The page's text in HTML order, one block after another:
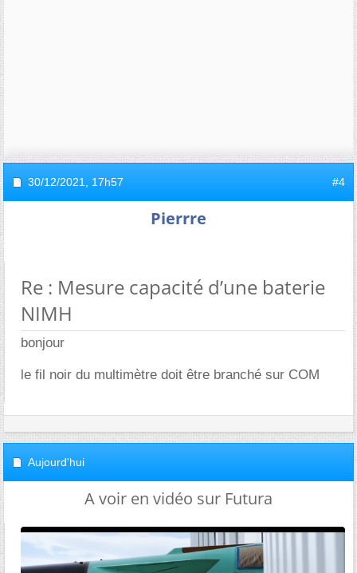
30/12/2021, 17h57 #4
Pierrre
Re : Mesure capacité d’une baterie
NIMH
bonjour
le fil noir du multimètre doit être branché sur COM
Aujourd'hui
A voir en vidéo sur Futura